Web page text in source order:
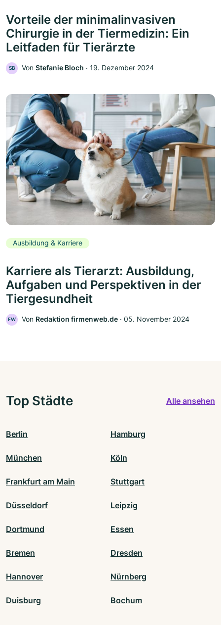
Vorteile der minimalinvasiven
Chirurgie in der Tiermedizin: Ein
Leitfaden für Tierärzte
SB Von Stefanie Bloch ‧ 19. Dezember 2024
Ausbildung & Karriere
Karriere als Tierarzt: Ausbildung,
Aufgaben und Perspektiven in der
Tiergesundheit
FW Von Redaktion firmenweb.de ‧ 05. November 2024
Top Städte Alle ansehen
Berlin Hamburg
München Köln
Frankfurt am Main Stuttgart
Düsseldorf Leipzig
Dortmund Essen
Bremen Dresden
Hannover Nürnberg
Duisburg Bochum